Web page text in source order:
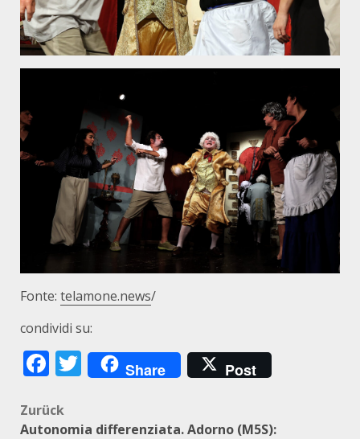
Fonte: telamone.news/
condividi su:
Facebook
Twitter
Share Post
Beitragsnavigation
Zurück
Autonomia differenziata. Adorno (M5S):